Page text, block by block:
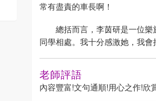
常有盡責的車長啊！
總括而言，李茵研是一位
同學相處。我十分感激她，我會
老師評語
內容豐富!文句通順!用心之作!欣